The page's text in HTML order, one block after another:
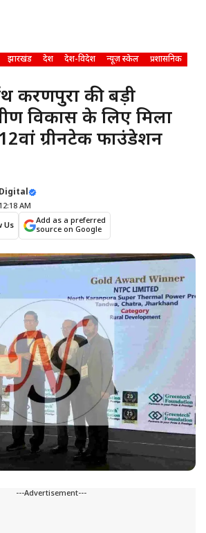
झारखंड देश देश-विदेश न्यूज़ स्केल
प्रशासनिक
करणपुरा की बड़ी
विकास के लिए मिला
12वां ग्रीनटेक फाउंडेशन
AM
Us
Add as a preferred
source on Google
---Advertisement---